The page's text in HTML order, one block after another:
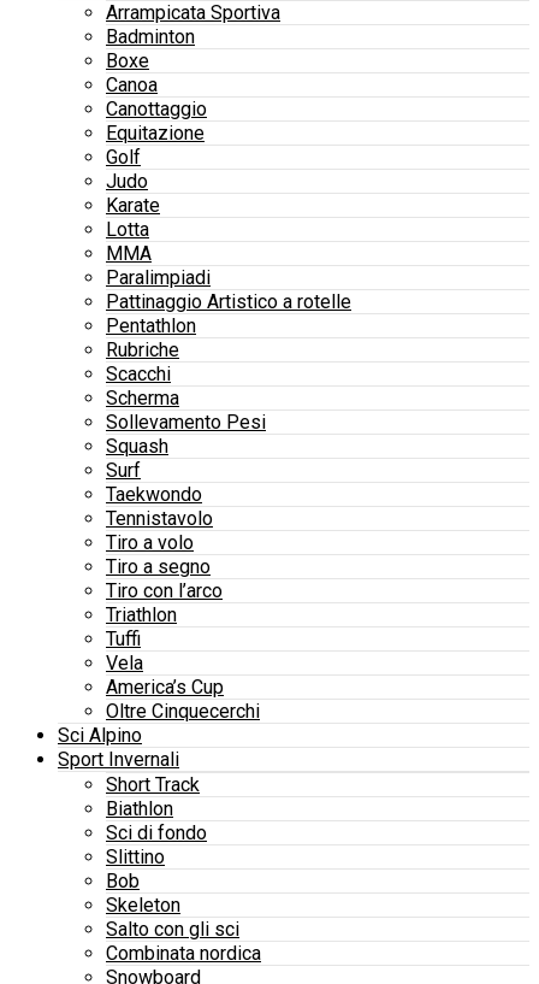
Arrampicata Sportiva
Badminton
Boxe
Canoa
Canottaggio
Equitazione
Golf
Judo
Karate
Lotta
MMA
Paralimpiadi
Pattinaggio Artistico a rotelle
Pentathlon
Rubriche
Scacchi
Scherma
Sollevamento Pesi
Squash
Surf
Taekwondo
Tennistavolo
Tiro a volo
Tiro a segno
Tiro con l’arco
Triathlon
Tuffi
Vela
America’s Cup
Oltre Cinquecerchi
Sci Alpino
Sport Invernali
Short Track
Biathlon
Sci di fondo
Slittino
Bob
Skeleton
Salto con gli sci
Combinata nordica
Snowboard